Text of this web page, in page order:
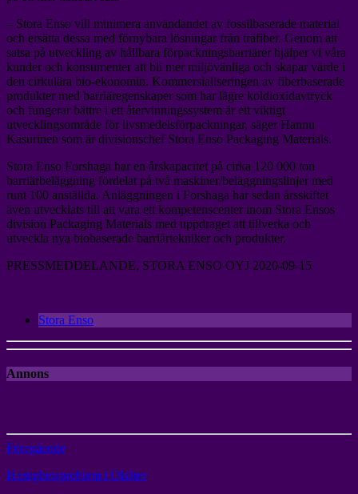
– Stora Enso vill minimera användandet av fossilbaserade material
och ersätta dessa med förnybara lösningar från träfiber. Genom att
satsa på utveckling av hållbara förpackningsbarriärer hjälper vi våra
kunder och konsumenter att bli mer miljövänliga och skapar värde i
den cirkulära bio-ekonomin. Kommersialiseringen av fiberbaserade
produkter med barriäregenskaper som har lägre koldioxidavtryck
och fungerar bättre i ett återvinningssystem är ett viktigt
utvecklingsområde för livsmedelsförpackningar, säger Hannu
Kasurinen som är divisionschef Stora Enso Packaging Materials.
Stora Enso Forshaga har en årskapacitet på cirka 120 000 ton
barriärbeläggning fördelat på två maskiner/beläggningslinjer med
runt 100 anställda. Anläggningen i Forshaga har sedan årsskiftet
även utvecklats till att vara ett kompetenscenter inom Stora Ensos
division Packaging Materials med uppdraget att tillverka och
utveckla nya biobaserade barriärtekniker och produkter.
PRESSMEDDELANDE, STORA ENSO OYJ 2020-09-15
Stora Enso
Annons
Föregående
Hastighetsproblem i Olsäter